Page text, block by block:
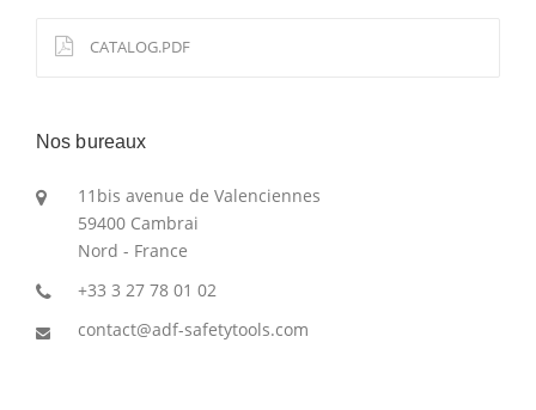
CATALOG.PDF
Nos bureaux
11bis avenue de Valenciennes
59400 Cambrai
Nord - France
+33 3 27 78 01 02
contact@adf-safetytools.com